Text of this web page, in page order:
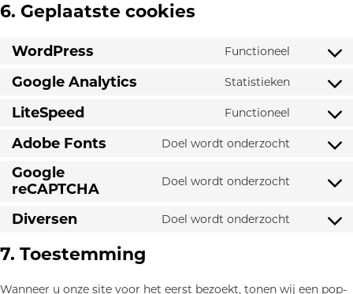
6. Geplaatste cookies
WordPress Functioneel
Consent
Google Analytics Statistieken
Consent
google-
LiteSpeed Functioneel
Consent
Adobe Fonts Doel wordt onderzocht
Consent
service
fonts
Google
reCAPTCHA
Doel wordt onderzocht
Consent
service
Diversen Doel wordt onderzocht
Consent
7. Toestemming
Wanneer u onze site voor het eerst bezoekt, tonen wij een pop-